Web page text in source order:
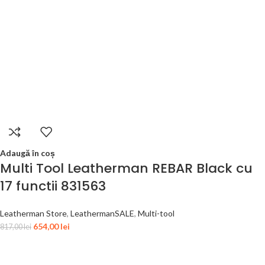
Adaugă în coș
Multi Tool Leatherman REBAR Black cu
17 functii 831563
Leatherman Store, LeathermanSALE, Multi-tool
817,00lei 654,00lei